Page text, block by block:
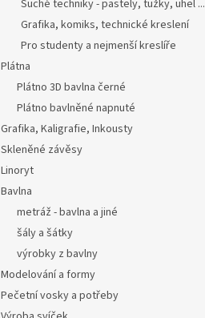
Suché techniky - pastely, tužky, uhel ...
Grafika, komiks, technické kreslení
Pro studenty a nejmenší kreslíře
Plátna
Plátno 3D bavlna černé
Plátno bavlněné napnuté
Grafika, Kaligrafie, Inkousty
Skleněné závěsy
Linoryt
Bavlna
metráž - bavlna a jiné
šály a šátky
výrobky z bavlny
Modelování a formy
Pečetní vosky a potřeby